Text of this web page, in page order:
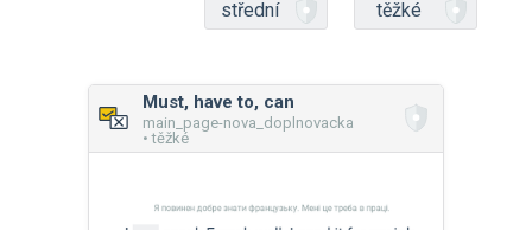
střední
těžké
Must, have to, can
main_page-nova_doplnovacka
• těžké